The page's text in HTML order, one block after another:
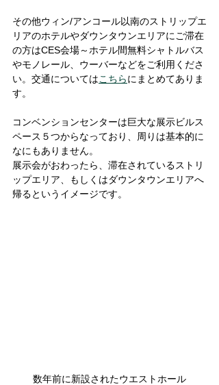
その他ウィン/アンコール以南のストリップエ
リアのホテルやダウンタウンエリアにご滞在
の方はCES会場～ホテル間無料シャトルバス
やモノレール、ウーバーなどをご利用くださ
い。交通についてはこちらにまとめてありま
す。
コンベンションセンターは巨大な展示ビルス
ペース５つからなっており、周りは基本的に
なにもありません。
展示会がおわったら、滞在されているストリ
ップエリア、もしくはダウンタウンエリアへ
帰るというイメージです。
数年前に新設されたウエストホール